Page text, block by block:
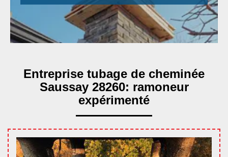
Entreprise tubage de cheminée
Saussay 28260: ramoneur
expérimenté